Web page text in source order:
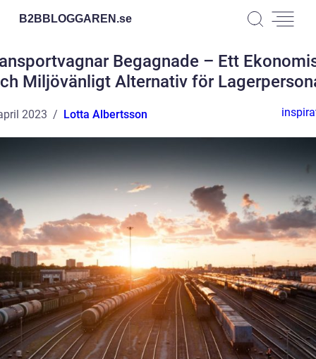
B2BBLOGGAREN.se
Begagnade – Ett
Miljövänligt Alternativ för
2023 Lotta Albertsson